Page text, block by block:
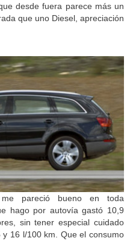
desde fuera parece más un
que uno Diesel, apreciación
pareció bueno en toda
hago por autovía gastó 10,9
sin tener especial cuidado
16 l/100 km. Que el consumo